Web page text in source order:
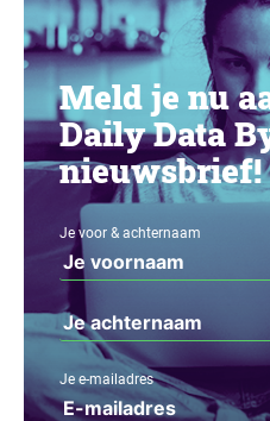
Meld je nu
Daily Data
nieuwsbrief!
Je voor & achternaam
Je e-mailadres